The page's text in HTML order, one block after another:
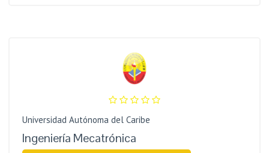
Universidad Autónoma del Caribe
Ingeniería Mecatrónica